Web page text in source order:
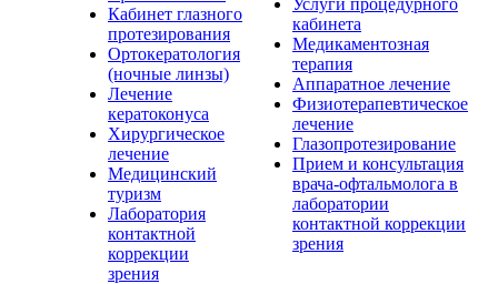
Кабинет глазного
протезирования
Ортокератология
(ночные линзы)
Лечение
кератоконуса
Хирургическое
лечение
Медицинский
туризм
Лаборатория
контактной
коррекции
зрения
Услуги процедурного
кабинета
Медикаментозная
терапия
Аппаратное лечение
Физиотерапевтическое
лечение
Глазопротезирование
Прием и консультация
врача-офтальмолога в
лаборатории
контактной коррекции
зрения